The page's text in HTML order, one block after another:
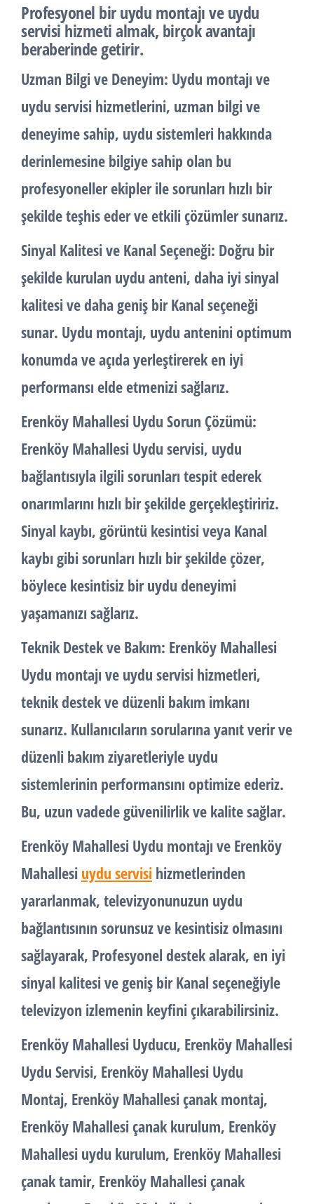
Profesyonel bir uydu montajı ve uydu
servisi hizmeti almak, birçok avantajı
beraberinde getirir.
Uzman Bilgi ve Deneyim: Uydu montajı ve
uydu servisi hizmetlerini, uzman bilgi ve
deneyime sahip, uydu sistemleri hakkında
derinlemesine bilgiye sahip olan bu
profesyoneller ekipler ile sorunları hızlı bir
şekilde teşhis eder ve etkili çözümler sunarız.
Sinyal Kalitesi ve Kanal Seçeneği: Doğru bir
şekilde kurulan uydu anteni, daha iyi sinyal
kalitesi ve daha geniş bir Kanal seçeneği
sunar. Uydu montajı, uydu antenini optimum
konumda ve açıda yerleştirerek en iyi
performansı elde etmenizi sağlarız.
Erenköy Mahallesi Uydu Sorun Çözümü:
Erenköy Mahallesi Uydu servisi, uydu
bağlantısıyla ilgili sorunları tespit ederek
onarımlarını hızlı bir şekilde gerçekleştiririz.
Sinyal kaybı, görüntü kesintisi veya Kanal
kaybı gibi sorunları hızlı bir şekilde çözer,
böylece kesintisiz bir uydu deneyimi
yaşamanızı sağlarız.
Teknik Destek ve Bakım: Erenköy Mahallesi
Uydu montajı ve uydu servisi hizmetleri,
teknik destek ve düzenli bakım imkanı
sunarız. Kullanıcıların sorularına yanıt verir ve
düzenli bakım ziyaretleriyle uydu
sistemlerinin performansını optimize ederiz.
Bu, uzun vadede güvenilirlik ve kalite sağlar.
Erenköy Mahallesi Uydu montajı ve Erenköy
Mahallesi uydu servisi hizmetlerinden
yararlanmak, televizyonunuzun uydu
bağlantısının sorunsuz ve kesintisiz olmasını
sağlayarak, Profesyonel destek alarak, en iyi
sinyal kalitesi ve geniş bir Kanal seçeneğiyle
televizyon izlemenin keyfini çıkarabilirsiniz.
Erenköy Mahallesi Uyducu, Erenköy Mahallesi
Uydu Servisi, Erenköy Mahallesi Uydu
Montaj, Erenköy Mahallesi çanak montaj,
Erenköy Mahallesi çanak kurulum, Erenköy
Mahallesi uydu kurulum, Erenköy Mahallesi
çanak tamir, Erenköy Mahallesi çanak